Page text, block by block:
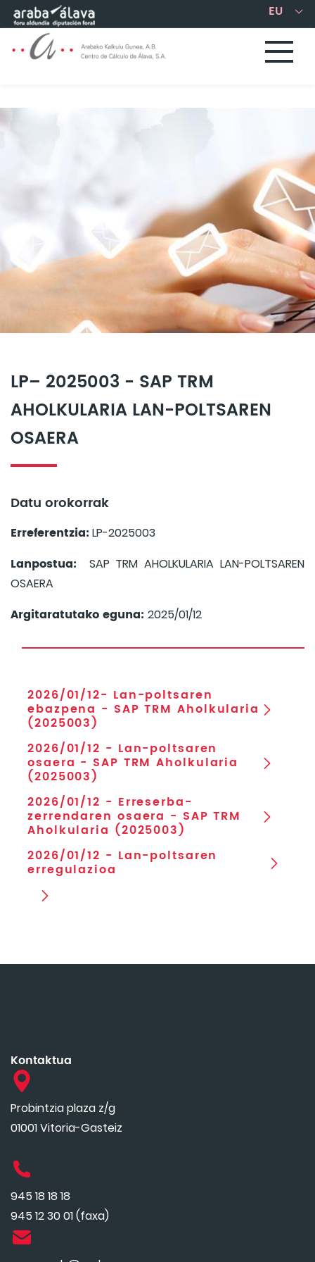
Eduki nagusira joan
LP– 2025003 - SAP TRM
AHOLKULARIA LAN-POLTSAREN
OSAERA
Datu orokorrak
Erreferentzia: LP-2025003
Lanpostua: SAP TRM AHOLKULARIA LAN-POLTSAREN
OSAERA
Argitaratutako eguna: 2025/01/12
2026/01/12- Lan-poltsaren
ebazpena - SAP TRM Aholkularia
(2025003)
2026/01/12 - Lan-poltsaren
osaera - SAP TRM Aholkularia
(2025003)
2026/01/12 - Erreserba-
zerrendaren osaera - SAP TRM
Aholkularia (2025003)
2026/01/12 - Lan-poltsaren
erregulazioa
Kontaktua
Probintzia plaza z/g
01001 Vitoria-Gasteiz
945 18 18 18
945 12 30 01 (faxa)